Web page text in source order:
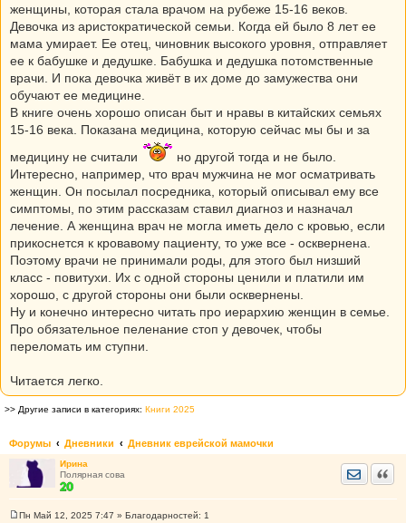
женщины, которая стала врачом на рубеже 15-16 веков.
Девочка из аристократической семьи. Когда ей было 8 лет ее
мама умирает. Ее отец, чиновник высокого уровня, отправляет
ее к бабушке и дедушке. Бабушка и дедушка потомственные
врачи. И пока девочка живёт в их доме до замужества они
обучают ее медицине.
В книге очень хорошо описан быт и нравы в китайских семьях
15-16 века. Показана медицина, которую сейчас мы бы и за
медицину не считали
но другой тогда и не было.
Интересно, например, что врач мужчина не мог осматривать
женщин. Он посылал посредника, который описывал ему все
симптомы, по этим рассказам ставил диагноз и назначал
лечение. А женщина врач не могла иметь дело с кровью, если
прикоснется к кровавому пациенту, то уже все - осквернена.
Поэтому врачи не принимали роды, для этого был низший
класс - повитухи. Их с одной стороны ценили и платили им
хорошо, с другой стороны они были осквернены.
Ну и конечно интересно читать про иерархию женщин в семье.
Про обязательное пеленание стоп у девочек, чтобы
переломать им ступни.
Читается легко.
>> Другие записи в категориях: Книги 2025
Форумы Дневники Дневник еврейской мамочки
Ирина
Полярная сова
Пн Май 12, 2025 7:47 » Благодарностей: 1